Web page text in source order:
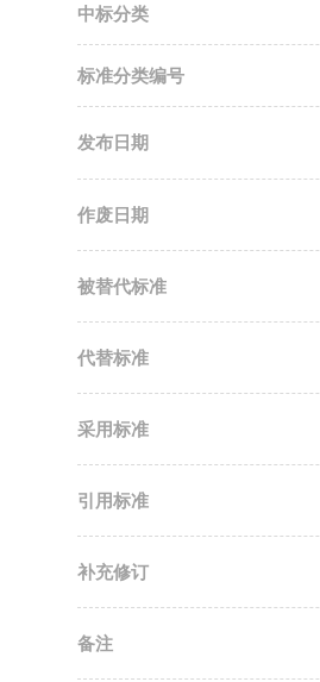
中标分类
标准分类编号
发布日期
作废日期
被替代标准
代替标准
采用标准
引用标准
补充修订
备注